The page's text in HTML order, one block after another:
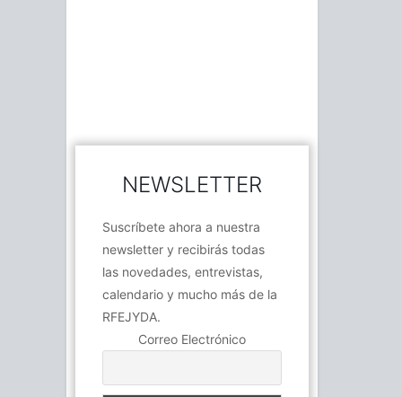
NEWSLETTER
Suscríbete ahora a nuestra
newsletter y recibirás todas
las novedades, entrevistas,
calendario y mucho más de la
RFEJYDA.
Correo Electrónico